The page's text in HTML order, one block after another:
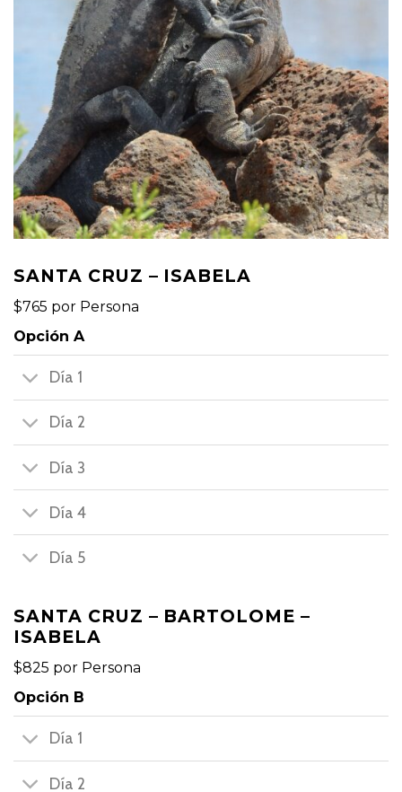
SANTA CRUZ – ISABELA
$765 por Persona
Opción A
Día 1
Día 2
Día 3
Día 4
Día 5
SANTA CRUZ – BARTOLOME –
ISABELA
$825 por Persona
Opción B
Día 1
Día 2